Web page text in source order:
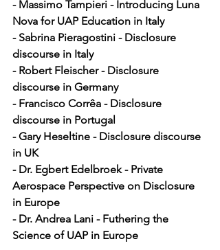
- Massimo Tampieri - Introducing Luna
Nova for UAP Education in Italy
- Sabrina Pieragostini - Disclosure
discourse in Italy
- Robert Fleischer - Disclosure
discourse in Germany
- Francisco Corrêa - Disclosure
discourse in Portugal
- Gary Heseltine - Disclosure discourse
in UK
- Dr. Egbert Edelbroek - Private
Aerospace Perspective on Disclosure
in Europe
- Dr. Andrea Lani - Futhering the
Science of UAP in Europe